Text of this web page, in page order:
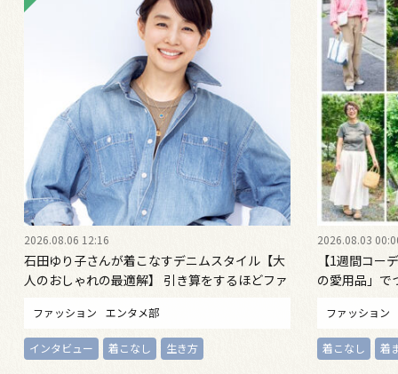
2026.08.06 12:16
石田ゆり子さんが着こなすデニムスタイル【大
人のおしゃれの最適解】 引き算をするほどファ
ファッション エンタメ部
インタビュー 着こなし 生き方
2026.08.03
【1週間コー
の愛用品」で
ファッション
着こなし 着